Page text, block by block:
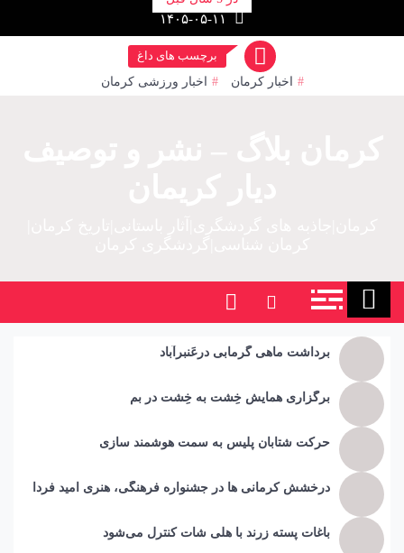
برچسب های داغ
اخبار کرمان اخبار ورزشی کرمان
برداشت ماهی گرمابی درعَنبرآباد
برگزاری همایش خِشت به خِشت در بم
حرکت شتابان پلیس به سمت هوشمند سازی
درخشش کرمانی ها در جشنواره فرهنگی، هنری امید فردا
باغات پسته زرند با هلی شات کنترل می‌شود